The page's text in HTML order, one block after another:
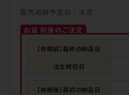
販売再開予定日
未定
お盆 前後のご注文
【休暇前】最終の納品日
注文締切日
【休暇後】最初の納品日